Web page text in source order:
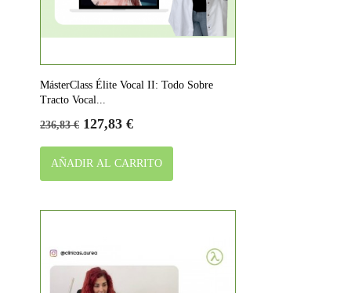
MásterClass Élite Vocal II: Todo Sobre
Tracto Vocal...
Precio
base
236,83 € Precio
127,83 €
AÑADIR AL CARRITO